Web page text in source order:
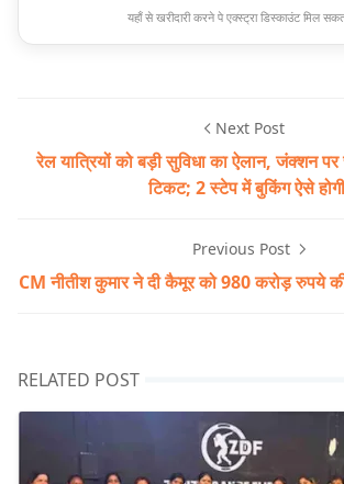
यहाँ से खरीदारी करने पे एक्स्ट्रा डिस्काउंट मिल
Next Post
रेल यात्रियों को बड़ी सुविधा का ऐलान, जंक्शन
टिकट; 2 स्टेप में बुकिंग ऐसे होगी
Previous Post
CM नीतीश कुमार ने दी कैमूर को 980 करोड़ रुपये
RELATED POST